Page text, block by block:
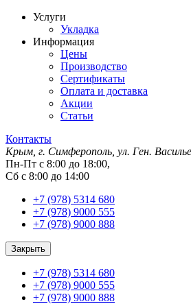
Услуги
Укладка
Информация
Цены
Производство
Сертификаты
Оплата и доставка
Акции
Статьи
Контакты
Крым, г. Симферополь, ул. Ген.
Пн-Пт с 8:00 до 18:00,
Сб с 8:00 до 14:00
+7 (978) 5314 680
+7 (978) 9000 555
+7 (978) 9000 888
Закрыть
+7 (978) 5314 680
+7 (978) 9000 555
+7 (978) 9000 888